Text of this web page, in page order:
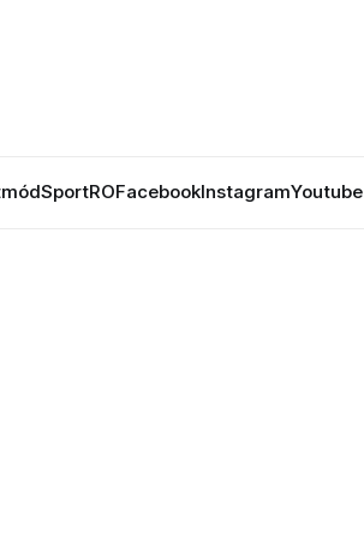
SportROFacebookInstagramYoutube